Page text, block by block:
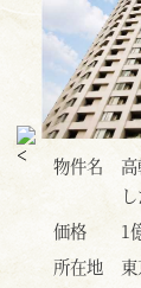
ま 物件名
1
所在地
交通